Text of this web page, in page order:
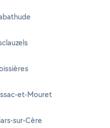
et-Mouret
sur-Cère